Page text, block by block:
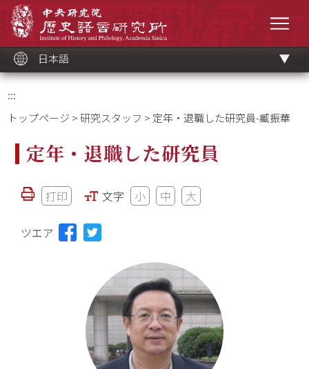
ッ
ク
日本語
:::
トップページ >研究スタッフ > 定年・退職した研究員-臧振華
定年・退職した研究員
打印 文字 小 中 大
ツエア